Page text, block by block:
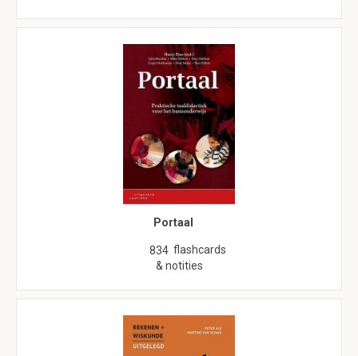
Portaal
834 flashcards
& notities